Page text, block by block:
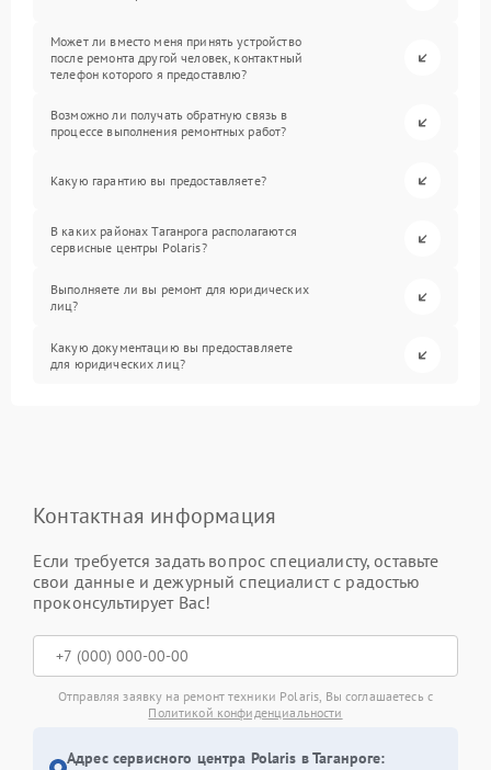
Может ли вместо меня принять устройство
после ремонта другой человек, контактный
телефон которого я предоставлю?
Возможно ли получать обратную связь в
процессе выполнения ремонтных работ?
Какую гарантию вы предоставляете?
В каких районах Таганрога располагаются
сервисные центры Polaris?
Выполняете ли вы ремонт для юридических
лиц?
Какую документацию вы предоставляете
для юридических лиц?
Контактная информация
Если требуется задать вопрос специалисту, оставьте
свои данные и дежурный специалист с радостью
проконсультирует Вас!
Отправляя заявку на ремонт техники Polaris, Вы соглашаетесь с
Политикой конфиденциальности
Адрес сервисного центра Polaris в Таганроге: